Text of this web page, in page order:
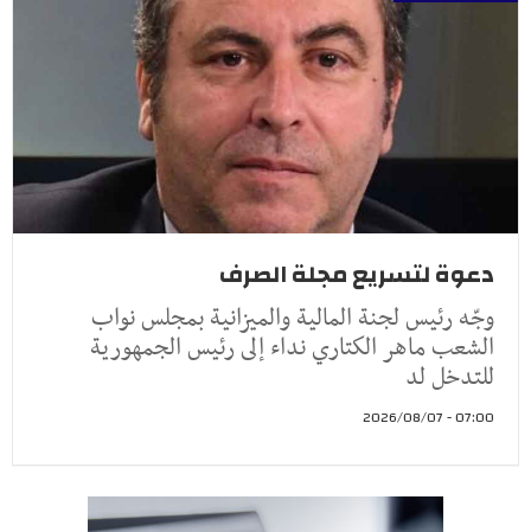
دعوة لتسريع مجلة الصرف
وجّه رئيس لجنة المالية والميزانية بمجلس نواب
الشعب ماهر الكتاري نداء إلى رئيس الجمهورية
للتدخل لد
07:00 - 2026/08/07